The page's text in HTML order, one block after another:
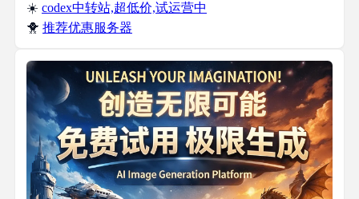
☀️ codex中转站,超低价,试运营中
🐥 推荐优惠服务器